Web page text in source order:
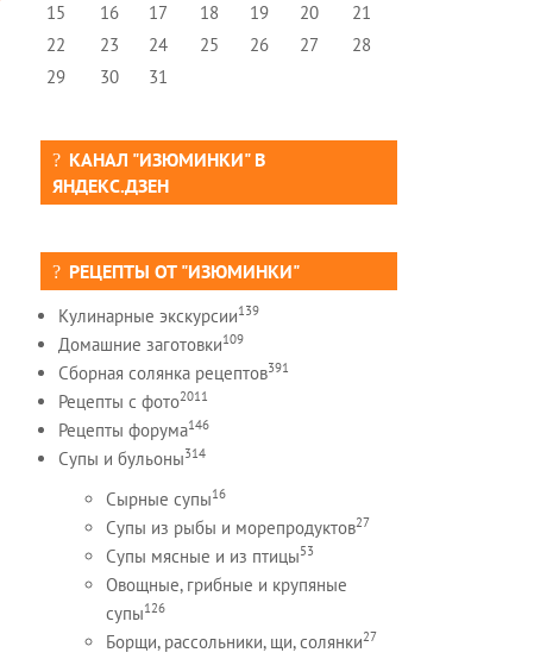
15
16 17 18 19 20
21
22
23 24 25 26 27
28
29
30 31
КАНАЛ "ИЗЮМИНКИ" В
ЯНДЕКС.ДЗЕН
РЕЦЕПТЫ ОТ "ИЗЮМИНКИ"
Кулинарные экскурсии139
Домашние заготовки109
Сборная солянка рецептов391
Рецепты c фото2011
Рецепты форума146
Супы и бульоны314
Сырные супы16
Супы из рыбы и морепродуктов27
Супы мясные и из птицы53
Овощные, грибные и крупяные
супы126
Борщи, рассольники, щи, солянки27